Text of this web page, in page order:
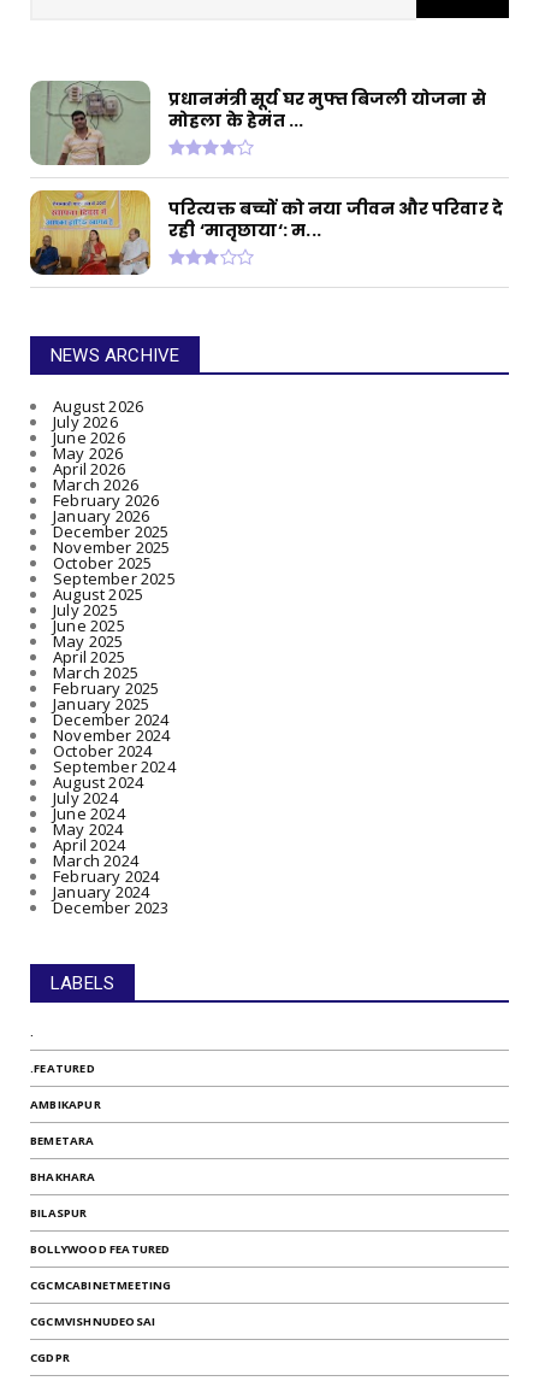
प्रधानमंत्री सूर्य घर मुफ्त बिजली योजना से
मोहला के हेमंत ...
परित्यक्त बच्चों को नया जीवन और परिवार दे
रही ‘मातृछाया‘: म...
NEWS ARCHIVE
August 2026
July 2026
June 2026
May 2026
April 2026
March 2026
February 2026
January 2026
December 2025
November 2025
October 2025
September 2025
August 2025
July 2025
June 2025
May 2025
April 2025
March 2025
February 2025
January 2025
December 2024
November 2024
October 2024
September 2024
August 2024
July 2024
June 2024
May 2024
April 2024
March 2024
February 2024
January 2024
December 2023
LABELS
.
.FEATURED
AMBIKAPUR
BEMETARA
BHAKHARA
BILASPUR
BOLLYWOOD FEATURED
CGCMCABINETMEETING
CGCMVISHNUDEOSAI
CGDPR